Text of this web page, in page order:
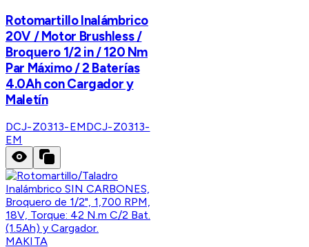
Rotomartillo Inalámbrico
20V / Motor Brushless /
Broquero 1/2 in / 120 Nm
Par Máximo / 2 Baterías
4.0Ah con Cargador y
Maletín
DCJ-Z0313-EMDCJ-Z0313-
EM
MAKITA